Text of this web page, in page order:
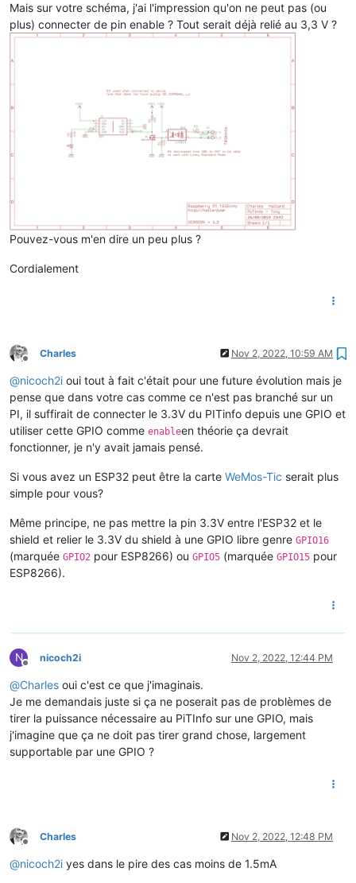
Mais sur votre schéma, j'ai l'impression qu'on ne peut pas (ou
plus) connecter de pin enable ? Tout serait déjà relié au 3,3 V ?
Pouvez-vous m'en dire un peu plus ?
Cordialement
Offline
Charles Nov 2, 2022, 10:59 AM
@nicoch2i oui tout à fait c'était pour une future évolution mais je
pense que dans votre cas comme ce n'est pas branché sur un
PI, il suffirait de connecter le 3.3V du PITinfo depuis une GPIO et
utiliser cette GPIO comme enableen théorie ça devrait
fonctionner, je n'y avait jamais pensé.
Si vous avez un ESP32 peut être la carte WeMos-Tic serait plus
simple pour vous?
Même principe, ne pas mettre la pin 3.3V entre l'ESP32 et le
shield et relier le 3.3V du shield à une GPIO libre genre GPIO16
(marquée GPIO2 pour ESP8266) ou GPIO5 (marquée GPIO15 pour
ESP8266).
N
Offline
nicoch2i Nov 2, 2022, 12:44 PM
@Charles oui c'est ce que j'imaginais.
Je me demandais juste si ça ne poserait pas de problèmes de
tirer la puissance nécessaire au PiTInfo sur une GPIO, mais
j'imagine que ça ne doit pas tirer grand chose, largement
supportable par une GPIO ?
Offline
Charles Nov 2, 2022, 12:48 PM
@nicoch2i yes dans le pire des cas moins de 1.5mA